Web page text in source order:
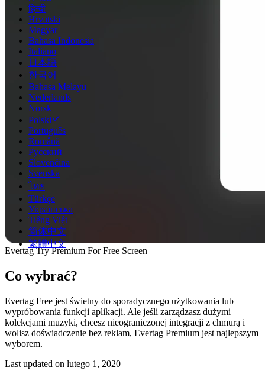
हिन्दी
Hrvatski
Magyar
Bahasa Indonesia
Italiano
日本語
한국어
Bahasa Melayu
Nederlands
Norsk
Polski
Português
Română
Русский
Slovenčina
Svenska
ไทย
Türkçe
Українська
Tiếng Việt
简体中文
繁體中文
Evertag Try Premium For Free Screen
Co wybrać?
Evertag Free jest świetny do sporadycznego użytkowania lub
wypróbowania funkcji aplikacji. Ale jeśli zarządzasz dużymi
kolekcjami muzyki, chcesz nieograniczonej integracji z chmurą i
wolisz doświadczenie bez reklam, Evertag Premium jest najlepszym
wyborem.
Last updated on lutego 1, 2020